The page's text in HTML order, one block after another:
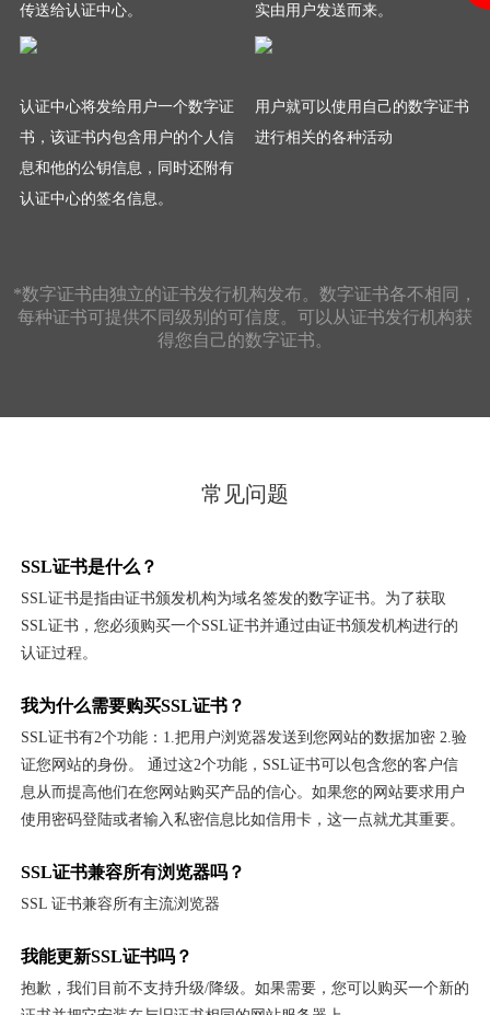
传送给认证中心。
实由用户发送而来。
认证中心将发给用户一个数字证
书，该证书内包含用户的个人信
息和他的公钥信息，同时还附有
认证中心的签名信息。
用户就可以使用自己的数字证书
进行相关的各种活动
*数字证书由独立的证书发行机构发布。数字证书各不相同，
每种证书可提供不同级别的可信度。可以从证书发行机构获
得您自己的数字证书。
常见问题
SSL证书是什么？
SSL证书是指由证书颁发机构为域名签发的数字证书。为了获取
SSL证书，您必须购买一个SSL证书并通过由证书颁发机构进行的
认证过程。
我为什么需要购买SSL证书？
SSL证书有2个功能：1.把用户浏览器发送到您网站的数据加密 2.验
证您网站的身份。 通过这2个功能，SSL证书可以包含您的客户信
息从而提高他们在您网站购买产品的信心。如果您的网站要求用户
使用密码登陆或者输入私密信息比如信用卡，这一点就尤其重要。
SSL证书兼容所有浏览器吗？
SSL 证书兼容所有主流浏览器
我能更新SSL证书吗？
抱歉，我们目前不支持升级/降级。如果需要，您可以购买一个新的